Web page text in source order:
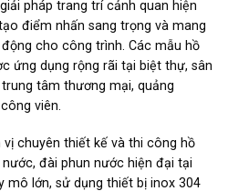
pháp trang trí cảnh quan hiện
điểm nhấn sang trọng và mang
cho công trình. Các mẫu hồ
ứng dụng rộng rãi tại biệt thự, sân
tâm thương mại, quảng
viên.
chuyên thiết kế và thi công hồ
đài phun nước hiện đại tại
mô lớn, sử dụng thiết bị inox 304